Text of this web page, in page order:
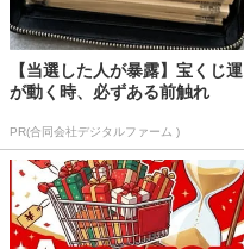
【当選した人が暴露】宝くじ運
が動く時、必ずある前触れ
PR(合同会社デジタルファーム )